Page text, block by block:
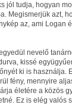
jól tudja, hogyan
Megismerjük azt,
az, ami Logan
nevelő
kissé
ki is használja.
fény, mennyire
életére a közös
Ez is elég valós